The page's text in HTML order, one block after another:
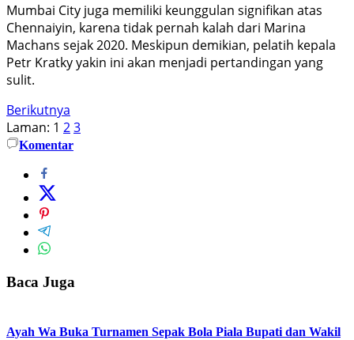
Mumbai City juga memiliki keunggulan signifikan atas
Chennaiyin, karena tidak pernah kalah dari Marina
Machans sejak 2020. Meskipun demikian, pelatih kepala
Petr Kratky yakin ini akan menjadi pertandingan yang
sulit.
Berikutnya
Laman: 1 23
Komentar
Baca Juga
Ayah Wa Buka Turnamen Sepak Bola Piala Bupati dan Wakil